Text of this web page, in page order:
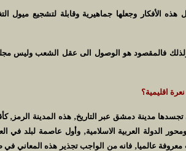
الأفكار وجعلها جماهيرية وقابلة لتشجيع ميول
ولذلك فالمقصود هو الوصول الى عقل الشعب وليس
اقليمية؟
مدينة دمشق عبر التاريخ‚ هذه المدينة الرمز‚
الدولة العربية الاسلامية‚ وأول عاصمة لبلد في
معروفة عالميا‚ فانه من الواجب تجذير هذه المعاني في